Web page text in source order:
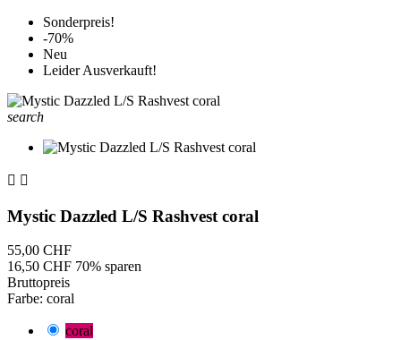
Sonderpreis!
-70%
Neu
Leider Ausverkauft!
search
 
Mystic Dazzled L/S Rashvest coral
55,00 CHF
16,50 CHF 70% sparen
Bruttopreis
Farbe: coral
coral